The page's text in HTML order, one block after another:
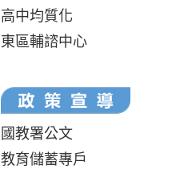
高中均質化
東區輔諮中心
國教署公文
教育儲蓄專戶